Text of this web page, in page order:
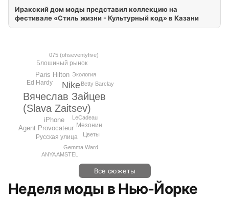
Иракский дом моды представил коллекцию на
фестивале «Стиль жизни - Культурный код» в Казани
Вячеслав Зайцев
(Slava Zaitsev)
Nike
iPhone
Paris Hilton
Agent Provocateur
Русская улица
Блошиный рынок
Ed Hardy
Мезонин
LeCadeau
Экология
Betty Barclay
Gemma Ward
075 (ohseventyfive)
ANYA AMSTEL
Цветы
Все сюжеты
Неделя моды в Нью-Йорке